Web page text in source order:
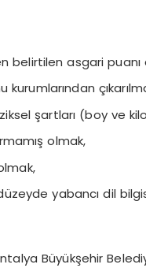
belirtilen asgari puanı
şartları (boy ve
olmak,
yabancı dil
Büyükşehir